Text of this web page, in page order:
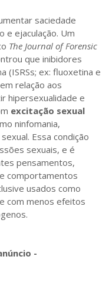
saciedade
e ejaculação. Um
The Journal of Forensic
que inibidores
(ISRSs; ex: fluoxetina e
relação aos
hipersexualidade e
excitação sexual
ninfomania,
Essa condição
sexuais, e é
pensamentos,
comportamentos
usados como
com menos efeitos
-